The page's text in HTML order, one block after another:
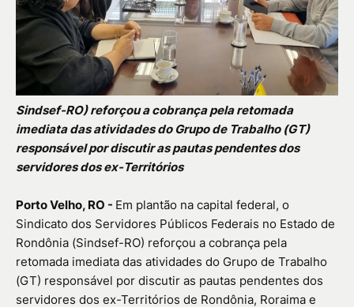
Sindsef-RO) reforçou a cobrança pela retomada
imediata das atividades do Grupo de Trabalho (GT)
responsável por discutir as pautas pendentes dos
servidores dos ex-Territórios
Porto Velho, RO - Em plantão na capital federal, o
Sindicato dos Servidores Públicos Federais no Estado de
Rondônia (Sindsef-RO) reforçou a cobrança pela
retomada imediata das atividades do Grupo de Trabalho
(GT) responsável por discutir as pautas pendentes dos
servidores dos ex-Territórios de Rondônia, Roraima e